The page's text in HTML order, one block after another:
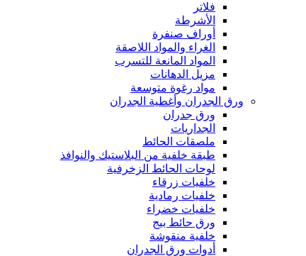
فلاتر
الأشرطة
أوراف صنفرة
الغراء والمواد اللاصقة
المواد المانعة للتسرب
مزيل الدهانات
مواد رغوة متوسعة
ورق الجدران وأغطية الجدران
ورق جدران
الجداريات
ملصقات الحائط
طبقة خلفية من البلاستيك والنوافذ
لوحات الحائط الزخرفية
خلفيات زرقاء
خلفيات رمادية
خلفيات خضراء
ورق حائط بيج
خلفية منقوشة
أدوات ورق الجدران